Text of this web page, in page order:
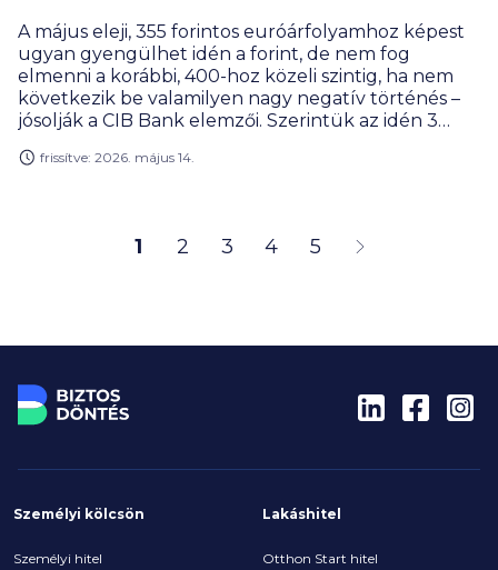
A május eleji, 355 forintos euróárfolyamhoz képest
ugyan gyengülhet idén a forint, de nem fog
elmenni a korábbi, 400-hoz közeli szintig, ha nem
következik be valamilyen nagy negatív történés –
jósolják a CIB Bank elemzői. Szerintük az idén 3
az MNB több kisebb kamatvágást is végrehajthat.
frissítve: 2026. május 14.
1 2 3 4 5
Személyi kölcsön
Személyi hitel
Lakáshitel
Otthon Start hitel